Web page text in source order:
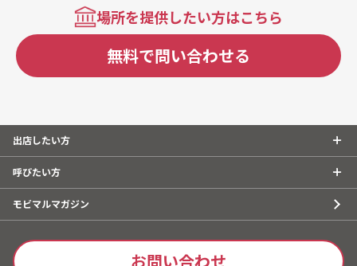
場所を提供したい方はこちら
無料で問い合わせる
出店したい方
呼びたい方
モビマルマガジン
お問い合わせ